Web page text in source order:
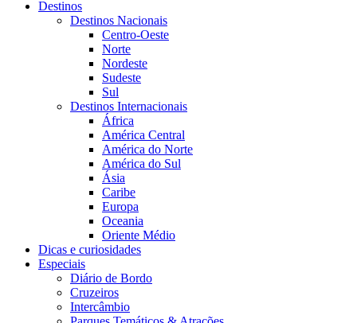
Destinos
Destinos Nacionais
Centro-Oeste
Norte
Nordeste
Sudeste
Sul
Destinos Internacionais
África
América Central
América do Norte
América do Sul
Ásia
Caribe
Europa
Oceania
Oriente Médio
Dicas e curiosidades
Especiais
Diário de Bordo
Cruzeiros
Intercâmbio